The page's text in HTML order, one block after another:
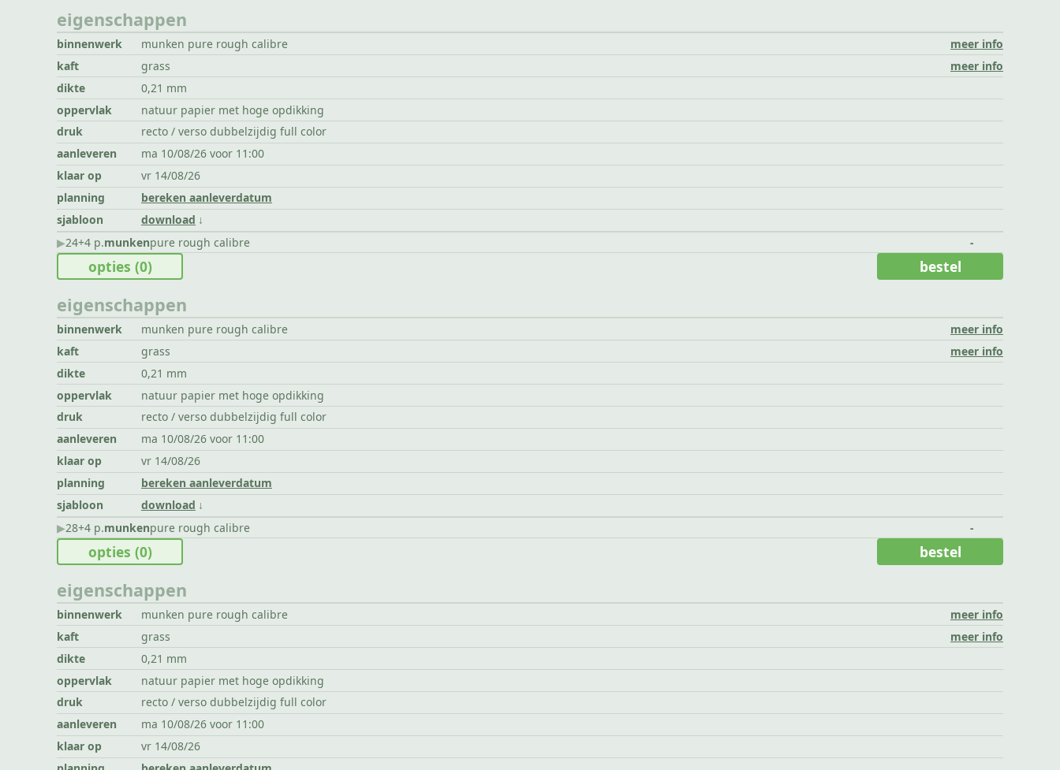
eigenschappen
binnenwerk munken pure rough calibre
meer info
kaft
grass
meer info
dikte
0,21 mm
oppervlak
natuur papier met hoge opdikking
druk
recto / verso dubbelzijdig full color
aanleveren
ma 10/08/26 voor 11:00
klaar op
vr 14/08/26
planning
bereken aanleverdatum
sjabloon
download
▶︎24+4 p.munkenpure rough calibre -
eigenschappen
binnenwerk munken pure rough calibre
meer info
kaft
grass
meer info
dikte
0,21 mm
oppervlak
natuur papier met hoge opdikking
druk
recto / verso dubbelzijdig full color
aanleveren
ma 10/08/26 voor 11:00
klaar op
vr 14/08/26
planning
bereken aanleverdatum
sjabloon
download
opties (0) bestel
▶︎28+4 p.munkenpure rough calibre -
eigenschappen
binnenwerk munken pure rough calibre
meer info
kaft
grass
meer info
dikte
0,21 mm
oppervlak
natuur papier met hoge opdikking
druk
recto / verso dubbelzijdig full color
aanleveren
ma 10/08/26 voor 11:00
klaar op
vr 14/08/26
opties (0) bestel